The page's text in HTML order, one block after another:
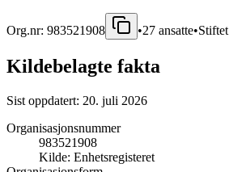
Org.nr: 983521908 •27 ansatte•Stiftet
Kildebelagte fakta
Sist oppdatert: 20. juli 2026
Organisasjonsnummer
983521908
Kilde: Enhetsregisteret